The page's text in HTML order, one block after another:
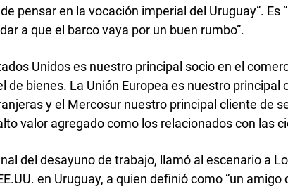
pensar en la vocación imperial del Uruguay”. Es
a que el barco vaya por un buen rumbo”.
Unidos es nuestro principal socio en el
de bienes. La Unión Europea es nuestro principal
y el Mercosur nuestro principal cliente de
valor agregado como los relacionados con las
del desayuno de trabajo, llamó al escenario a
en Uruguay, a quien definió como “un amigo